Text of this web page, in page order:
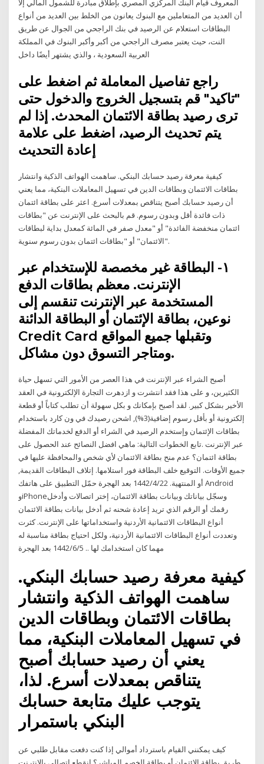
المعروف قيام البنك المركزي المصري بإطلاق مبادرة للشمول المالي إلا
أن العديد من المتعاملين مع البنوك يعانون من الخلط بين العديد من أنواع
البطاقات استعلام عن الرصيد في بنك الراجحي من الجوال عن طريق
النت، حيث يعتبر مصرف الراجحي من أكبر وأكبر البنوك في المملكة
العربية السعودية ، والذي يشتهر أيضًا داخل
راجع تفاصيل المعاملة ثم اضغط على
"تاكيد" قم بتسجيل الخروج والدخول حتى
ترى رصيد بطاقة الائتمان المحدث. إذا لم
يتم تحديث الرصيد، اضغط على علامة
إعادة التحديث
كيفية معرفة رصيد حسابك البنكي. ساهمت الهواتف الذكية وانتشار
بطاقات الائتمان وبطاقات الدين في تسهيل المعاملات البنكية، مما يعني
أن رصيد حسابك أصبح يتناقص بمعدلات أسرع. اعثر على بطاقة ائتمان
ذات فائدة أقل وبدون رسوم. قم بالبحث على الإنترنت عن "بطاقات
ائتمان منخفضة الفائدة" أو "معدل صفر في المائة كمعدل بداية لبطاقات
الائتمان" أو "بطاقات ائتمان بدون رسوم سنوية".
١- البطاقة غير مخصصة للإستخدام عبر
الإنترنت. معظم بطاقات الدفع
المستخدمة عبر الإنترنت تنقسم إلى
نوعين، بطاقة الإئتمان أو البطاقة الدائنة
Credit Card وتقبلها جميع المواقع
ومتاجر التسوق دون مشاكل.
أصبح الشراء عبر الإنترنت في هذا العصر من الأمور التي تسهل حياة
الكثيرين، و على هذا فقد انتشرت و ازدهرت التجارة الإلكترونية في العقد
الأخير بشكل كبير. لقد أصبح بإمكانك و بكل سهولة أن تطلب كتاباً أو قطعة
إلكترونية أو بأقل رسوم إضافية(3%), اشحن رصيدك في ون كارد باستخدام
بطاقات الإئتمان وإستخدم الرصيد في الشراء أو الدفع لخدماتك المفضلة
عبر الإنترنت .تابع الخطوات التالية: ماهي افضل النصائح عند الحصول على
بطاقة ائتمان؟ عدم منح بطاقة الائتمان لأي شخص والمحافظة عليها في
جميع الأوقات. التوقيع خلف البطاقة فور استلامها. إتلاف البطاقات القديمة,
أو المنتهية. 22‏‏/4‏‏/1442 بعد الهجرة حمّل التطبيق على هاتفك Android
وiPhoneوسجّل بياناتك وبيانات بطاقة الائتمان، إختر اتصالات وأدخل
رقمك أو الرقم الذي تريد إعادة شحنه ثم أدخل بيانات بطاقة الائتمان
أنواع البطاقات الائتمانية الأردنية واستخداماتها على الإنترنت. كثرت
وتعددت أنواع البطاقات الائتمانية الأردنية، ولكل احتياج بطاقة مناسبة له
مهما كان استخدامك لها .. 5‏‏/6‏‏/1442 بعد الهجرة
كيفية معرفة رصيد حسابك البنكي.
ساهمت الهواتف الذكية وانتشار
بطاقات الائتمان وبطاقات الدين
في تسهيل المعاملات البنكية، مما
يعني أن رصيد حسابك أصبح
يتناقص بمعدلات أسرع. لذا،
يتوجب عليك متابعة حسابك
البنكي باستمرار
كيف يمكنني القيام باسترداد أموالي إذا كنت دفعت مقابل طلبي عن